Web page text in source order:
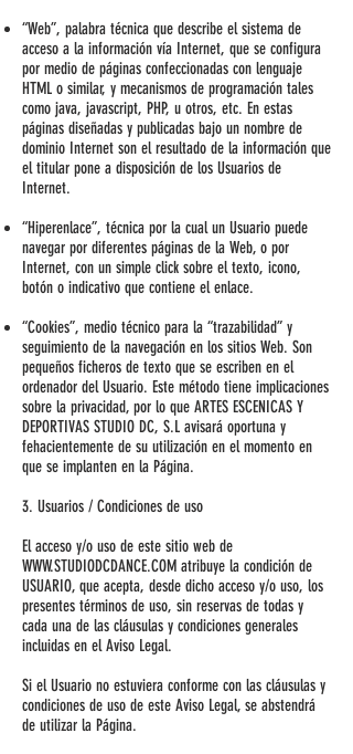
“Web”, palabra técnica que describe el sistema de
acceso a la información vía Internet, que se configura
por medio de páginas confeccionadas con lenguaje
HTML o similar, y mecanismos de programación tales
como java, javascript, PHP, u otros, etc. En estas
páginas diseñadas y publicadas bajo un nombre de
dominio Internet son el resultado de la información que
el titular pone a disposición de los Usuarios de
Internet.
“Hiperenlace”, técnica por la cual un Usuario puede
navegar por diferentes páginas de la Web, o por
Internet, con un simple click sobre el texto, icono,
botón o indicativo que contiene el enlace.
“Cookies”, medio técnico para la “trazabilidad” y
seguimiento de la navegación en los sitios Web. Son
pequeños ficheros de texto que se escriben en el
ordenador del Usuario. Este método tiene implicaciones
sobre la privacidad, por lo que ARTES ESCENICAS Y
DEPORTIVAS STUDIO DC, S.L avisará oportuna y
fehacientemente de su utilización en el momento en
que se implanten en la Página.
3. Usuarios / Condiciones de uso
El acceso y/o uso de este sitio web de
WWW.STUDIODCDANCE.COM atribuye la condición de
USUARIO, que acepta, desde dicho acceso y/o uso, los
presentes términos de uso, sin reservas de todas y
cada una de las cláusulas y condiciones generales
incluidas en el Aviso Legal.
Si el Usuario no estuviera conforme con las cláusulas y
condiciones de uso de este Aviso Legal, se abstendrá
de utilizar la Página.